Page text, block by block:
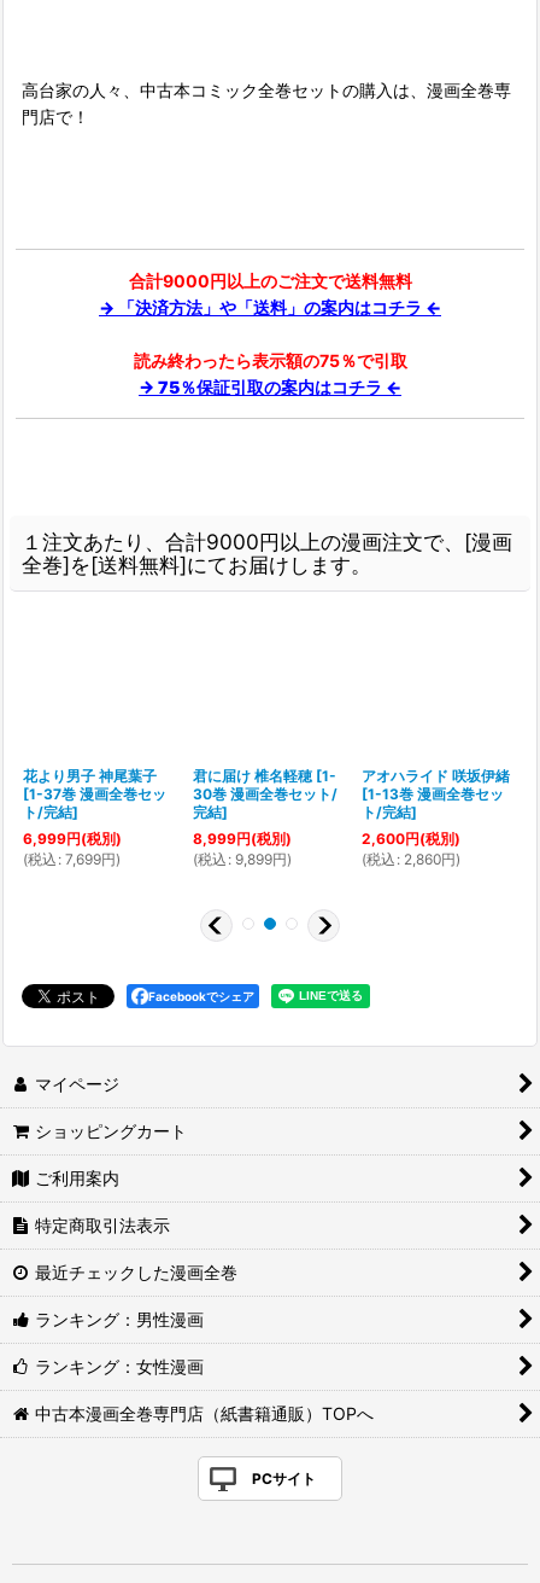
高台家の人々、中古本コミック全巻セットの購入は、漫画全巻専
門店で！
合計9000円以上のご注文で送料無料
→ 「決済方法」や「送料」の案内はコチラ ←
読み終わったら表示額の75％で引取
→ 75％保証引取の案内はコチラ ←
１注文あたり、合計9000円以上の漫画注文で、[漫画
全巻]を[送料無料]にてお届けします。
花より男子 神尾葉子
[1-37巻 漫画全巻セッ
ト/完結]
6,999円(税別)
(税込 : 7,699円)
君に届け 椎名軽穂 [1-
30巻 漫画全巻セット/
完結]
8,999円(税別)
(税込 : 9,899円)
アオハライド 咲坂伊緒
[1-13巻 漫画全巻セッ
ト/完結]
2,600円(税別)
(税込 : 2,860円)
Facebookでシェア
マイページ
ショッピングカート
ご利用案内
特定商取引法表示
最近チェックした漫画全巻
ランキング：男性漫画
ランキング：女性漫画
中古本漫画全巻専門店（紙書籍通販）TOPへ
PCサイト